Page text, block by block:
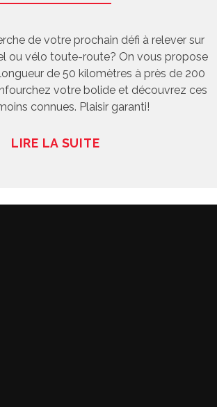
de votre prochain défi à relever sur
ou vélo toute-route? On vous propose
de 50 kilomètres à près de 200
votre bolide et découvrez ces
connues. Plaisir garanti!
LIRE LA SUITE